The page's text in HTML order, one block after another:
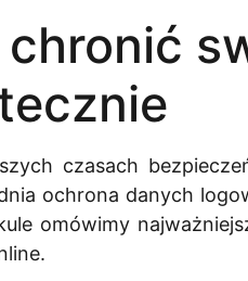
czasach
ochrona danych
omówimy